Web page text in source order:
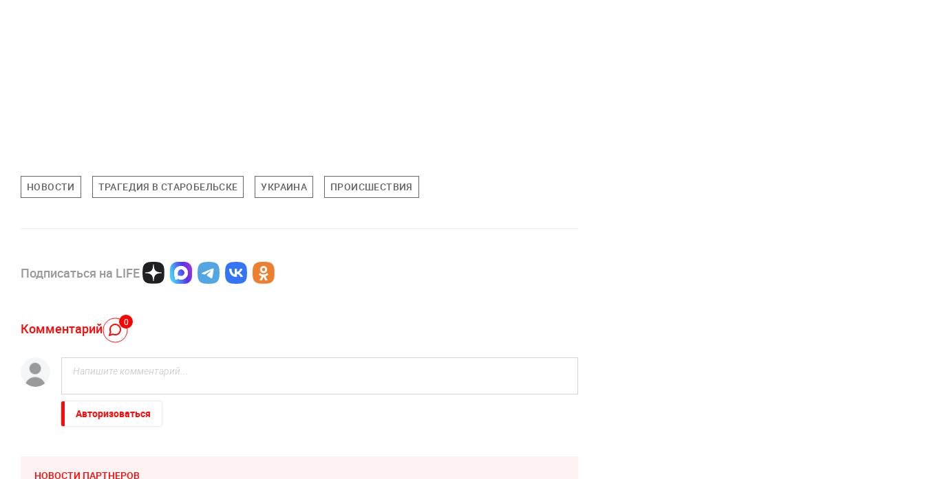
НОВОСТИ ТРАГЕДИЯ В СТАРОБЕЛЬСКЕ УКРАИНА ПРОИСШЕСТВИЯ
Подписаться на LIFE
Комментарий 0
Авторизоваться
НОВОСТИ ПАРТНЕРОВ